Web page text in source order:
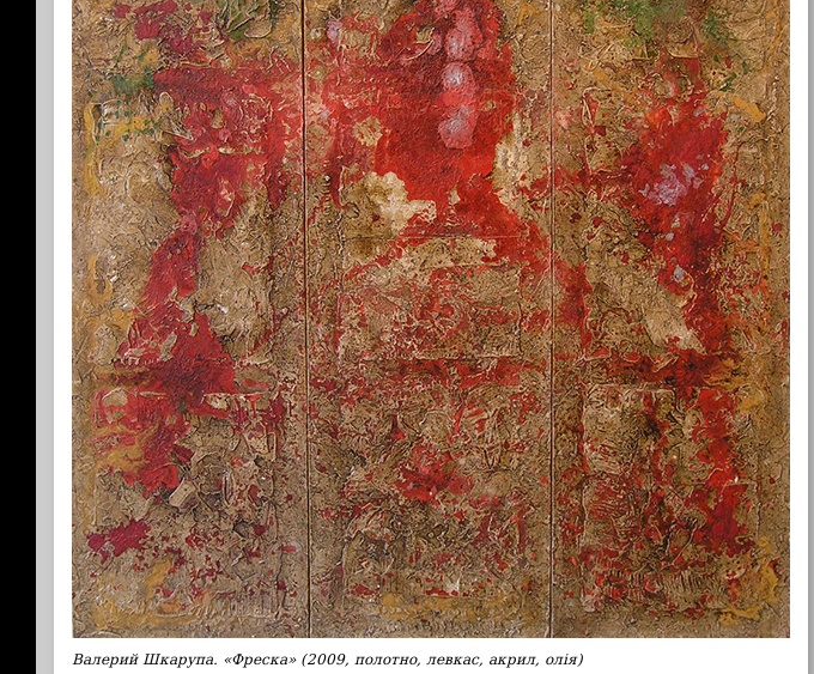
Валерий Шкарупа. «Фреска» (2009, полотно, левкас, акрил, олія)